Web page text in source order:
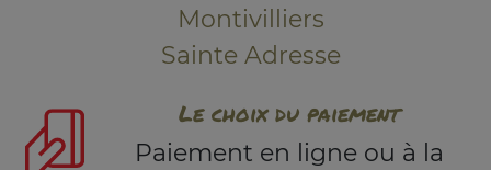
Montivilliers
Sainte Adresse
Le choix du paiement
Paiement en ligne ou à la